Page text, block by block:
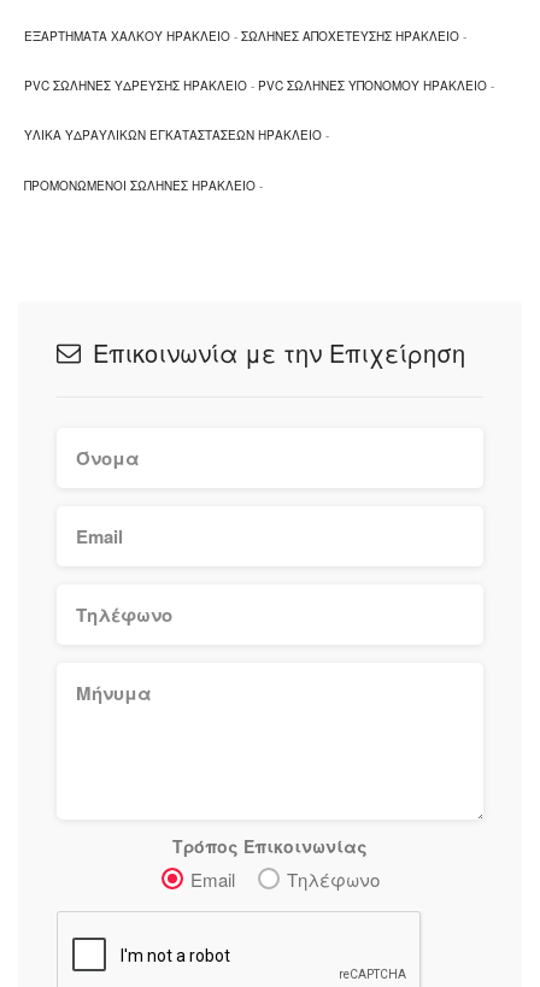
Σιφόνια - Βαλβίδες
Μηχανισμοί εκκένωσης
Φλότερ
Είδη & Υλικά Θέρμανσης:
Εξαρτήματα θέρμανσης
Με έδρα στο Ηράκλειο, πραγματοποιούμε χονδρική
ΕΞΑΡΤΗΜΑΤΑ ΧΑΛΚΟΥ ΗΡΑΚΛΕΙΟ - ΣΩΛΗΝΕΣ ΑΠΟΧΕΤΕΥΣΗΣ ΗΡΑΚΛΕΙΟ -
PVC ΣΩΛΗΝΕΣ ΥΔΡΕΥΣΗΣ ΗΡΑΚΛΕΙΟ - PVC ΣΩΛΗΝΕΣ ΥΠΟΝΟΜΟΥ ΗΡΑΚΛΕΙΟ -
ΥΛΙΚΑ ΥΔΡΑΥΛΙΚΩΝ ΕΓΚΑΤΑΣΤΑΣΕΩΝ ΗΡΑΚΛΕΙΟ -
ΠΡΟΜΟΝΩΜΕΝΟΙ ΣΩΛΗΝΕΣ ΗΡΑΚΛΕΙΟ -
Επικοινωνία με την Επιχείρηση
Τρόπος Επικοινωνίας
Email Τηλέφωνο